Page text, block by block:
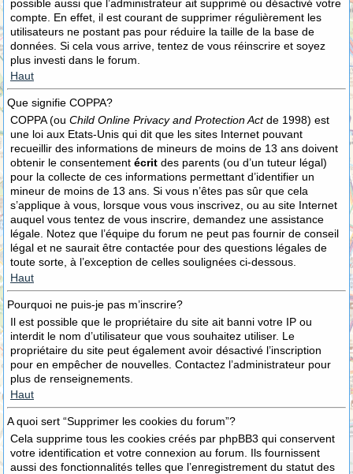
possible aussi que l’administrateur ait supprimé ou désactivé votre
compte. En effet, il est courant de supprimer régulièrement les
utilisateurs ne postant pas pour réduire la taille de la base de
données. Si cela vous arrive, tentez de vous réinscrire et soyez
plus investi dans le forum.
Haut
Que signifie COPPA?
COPPA (ou Child Online Privacy and Protection Actde 1998) est
une loi aux Etats-Unis qui dit que les sites Internet pouvant
recueillir des informations de mineurs de moins de 13 ans doivent
obtenir le consentement écrit des parents (ou d’un tuteur légal)
pour la collecte de ces informations permettant d’identifier un
mineur de moins de 13 ans. Si vous n’êtes pas sûr que cela
s’applique à vous, lorsque vous vous inscrivez, ou au site Internet
auquel vous tentez de vous inscrire, demandez une assistance
légale. Notez que l’équipe du forum ne peut pas fournir de conseil
légal et ne saurait être contactée pour des questions légales de
toute sorte, à l’exception de celles soulignées ci-dessous.
Haut
Pourquoi ne puis-je pas m’inscrire?
Il est possible que le propriétaire du site ait banni votre IP ou
interdit le nom d’utilisateur que vous souhaitez utiliser. Le
propriétaire du site peut également avoir désactivé l’inscription
pour en empêcher de nouvelles. Contactez l’administrateur pour
plus de renseignements.
Haut
A quoi sert “Supprimer les cookies du forum”?
Cela supprime tous les cookies créés par phpBB3 qui conservent
votre identification et votre connexion au forum. Ils fournissent
aussi des fonctionnalités telles que l’enregistrement du statut des